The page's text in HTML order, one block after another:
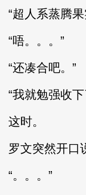
“超人系蒸腾果
“唔。。。”
“还凑合吧。”
“我就勉强收下
这时。
罗文突然开口
“。。。”